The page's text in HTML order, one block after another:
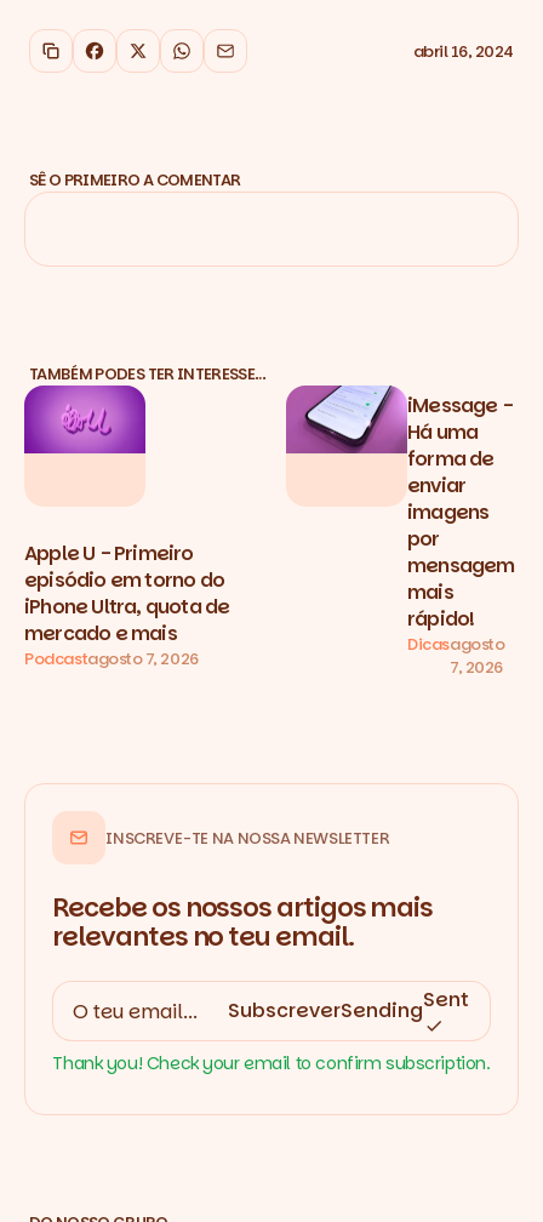
Copiar link
Facebook
X WhatsApp
Email abril 16, 2024
SÊ O PRIMEIRO A COMENTAR
TAMBÉM PODES TER INTERESSE…
Apple U - Primeiro
episódio em torno do
iPhone Ultra, quota de
mercado e mais
Podcastagosto 7, 2026
iMessage -
Há uma
forma de
enviar
imagens
por
mensagem
mais
rápido!
Dicasagosto
7, 2026
INSCREVE-TE NA NOSSA NEWSLETTER
Recebe os nossos artigos mais
relevantes no teu email.
SubscreverSendingSent
Thank you! Check your email to confirm subscription.